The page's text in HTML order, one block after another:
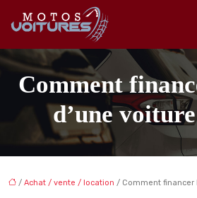
Comment
d’une
/ Achat / vente / location / Comment financer